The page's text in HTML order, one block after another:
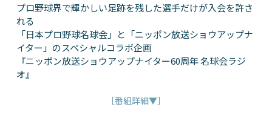
プロ野球界で輝かしい足跡を残した選手だけが入会を許さ
れる
「日本プロ野球名球会」と「ニッポン放送ショウアップナ
イター」のスペシャルコラボ企画
『ニッポン放送ショウアップナイター60周年 名球会ラジ
オ』
［番組詳細▼］